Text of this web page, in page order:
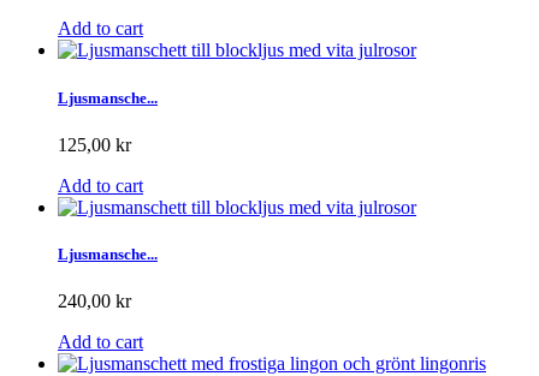
Add to cart
Ljusmansche...
125,00 kr
Add to cart
Ljusmansche...
240,00 kr
Add to cart